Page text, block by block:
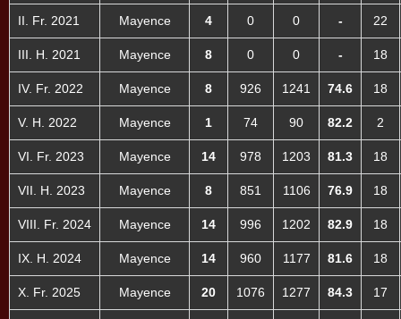
II. Fr. 2021 Mayence 4 0 0 - 22
III. H. 2021 Mayence 8 0 0 - 18
IV. Fr. 2022 Mayence 8 926 1241 74.6 18
V. H. 2022 Mayence 1 74 90 82.2 2
VI. Fr. 2023 Mayence 14 978 1203 81.3 18
VII. H. 2023 Mayence 8 851 1106 76.9 18
VIII. Fr. 2024 Mayence 14 996 1202 82.9 18
IX. H. 2024 Mayence 14 960 1177 81.6 18
X. Fr. 2025 Mayence 20 1076 1277 84.3 17